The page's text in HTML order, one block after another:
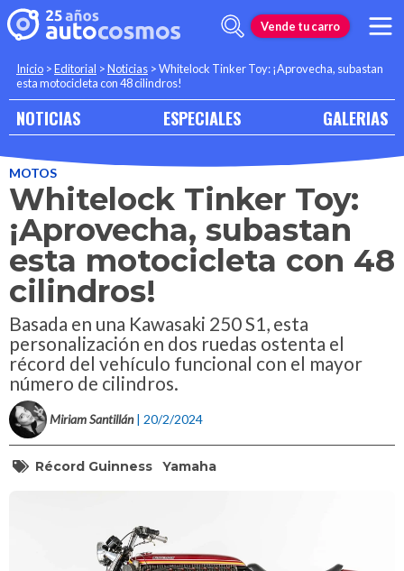
Vende tu carro
Inicio >Editorial >Noticias >Whitelock Tinker Toy: ¡Aprovecha, subastan
esta motocicleta con 48 cilindros!
NOTICIAS ESPECIALES GALERIAS
MOTOS
Whitelock Tinker Toy:
¡Aprovecha, subastan
esta motocicleta con 48
cilindros!
Basada en una Kawasaki 250 S1, esta
personalización en dos ruedas ostenta el
récord del vehículo funcional con el mayor
número de cilindros.
Miriam Santillán | 20/2/2024
Récord Guinness Yamaha